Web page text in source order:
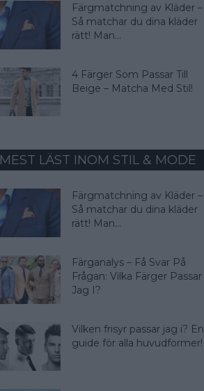
Färgmatchning av Kläder –
Så matchar du dina kläder
rätt! Man...
4 Färger Som Passar Till
Beige – Matcha Med Stil!
MEST LÄST INOM STIL & MODE
Färgmatchning av Kläder –
Så matchar du dina kläder
rätt! Man...
Färganalys – Få Svar På
Frågan: Vilka Färger Passar
Jag I?
Vilken frisyr passar jag i? En
guide för alla huvudformer!